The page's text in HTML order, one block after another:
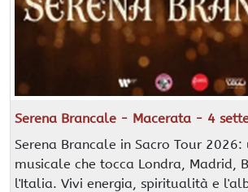
Serena Brancale - Macerata - 4
Serena Brancale in Sacro Tour 2026:
musicale che tocca Londra, Madrid,
l'Italia. Vivi energia, spiritualità e